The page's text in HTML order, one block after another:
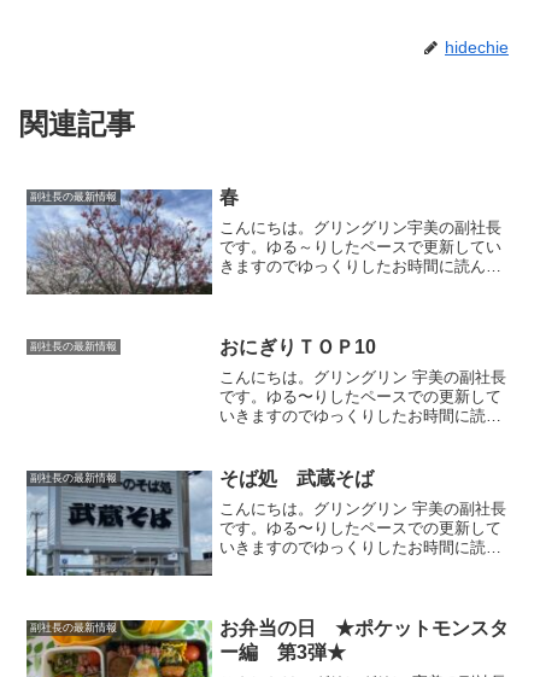
hidechie
関連記事
副社長の最新情報 春
こんにちは。グリングリン宇美の副社長
です。ゆる～りしたペースで更新してい
きますのでゆっくりしたお時間に読んで
り桜も咲いて春の気分を味...
副社長の最新情報 おにぎりＴＯＰ10
こんにちは。グリングリン 宇美の副社長
です。ゆる〜りしたペースでの更新して
いきますのでゆっくりしたお時間に読ん
してみました😊笑。第10位・・・高菜お
にぎり第9位・・・枝...
副社長の最新情報 そば処 武蔵そば
こんにちは。グリングリン 宇美の副社長
です。ゆる〜りしたペースでの更新して
いきますのでゆっくりしたお時間に読ん
りますが、私が決まって...
副社長の最新情報
お弁当の日 ★ポケットモンスタ
ー編 第3弾★